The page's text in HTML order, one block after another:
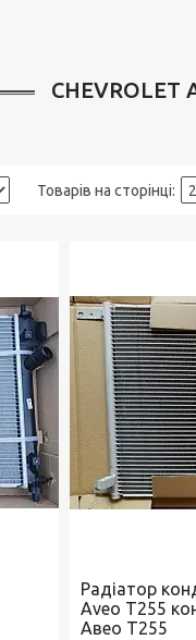
CHEVROLET
Радіатор
Aveo T255
Авео Т255